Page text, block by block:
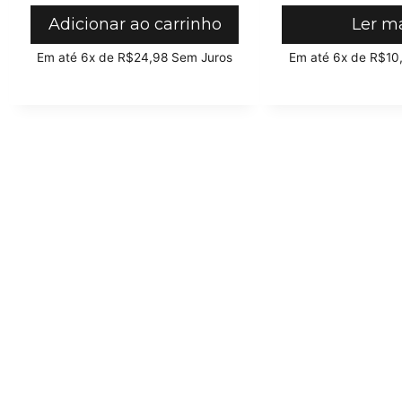
Adicionar ao carrinho
Em até 6x de R$24,98 Sem Juros
Ler
Em até 6x de R$